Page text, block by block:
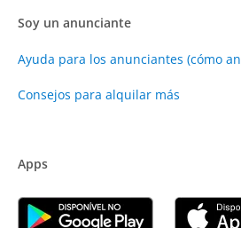
Soy un anunciante
Ayuda para los anunciantes (cómo
Consejos para alquilar más
Apps